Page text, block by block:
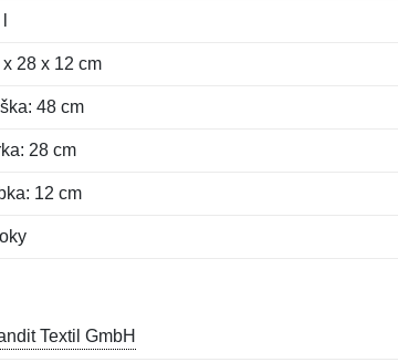
28 x 12 cm
48 cm
28 cm
12 cm
Textil GmbH